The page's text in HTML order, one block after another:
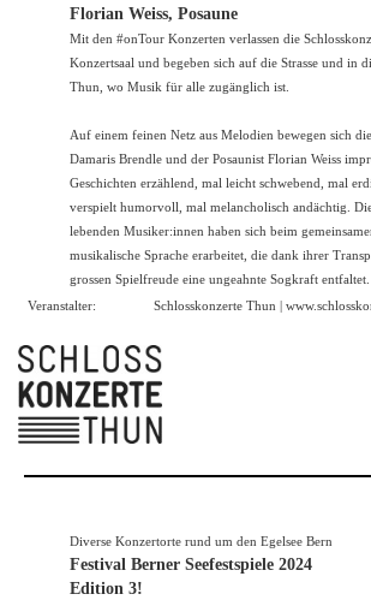
Florian Weiss, Posaune
Mit den #onTour Konzerten verlassen die
Konzertsaal und begeben sich auf die Strasse und in
Thun, wo Musik für alle zugänglich ist.
Auf einem feinen Netz aus Melodien bewegen sich
Damaris Brendle und der Posaunist Florian Weiss
Geschichten erzählend, mal leicht schwebend, mal
verspielt humorvoll, mal melancholisch andächtig.
lebenden Musiker:innen haben sich beim
musikalische Sprache erarbeitet, die dank ihrer
grossen Spielfreude eine ungeahnte Sogkraft entfaltet.
Veranstalter:
Schlosskonzerte Thun |
Diverse Konzertorte rund um den Egelsee Bern
Festival Berner Seefestspiele 2024
Edition 3!